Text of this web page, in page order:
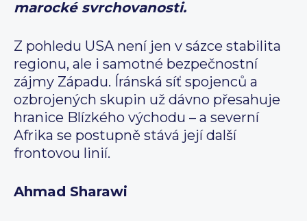
marocké svrchovanosti.
Z pohledu USA není jen v sázce stabilita
regionu, ale i samotné bezpečnostní
zájmy Západu. Íránská síť spojenců a
ozbrojených skupin už dávno přesahuje
hranice Blízkého východu – a severní
Afrika se postupně stává její další
frontovou linií.
Ahmad Sharawi